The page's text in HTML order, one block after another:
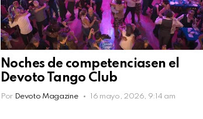
Noches de competenciasen el
Devoto Tango Club
Por Devoto Magazine 16 mayo, 2026, 9:14 am